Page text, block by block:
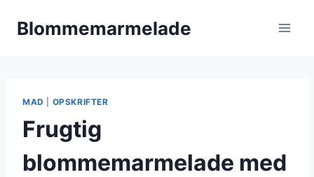
Blommemarmelade
MAD OPSKRIFTER
Frugtig
blommemarmelade med